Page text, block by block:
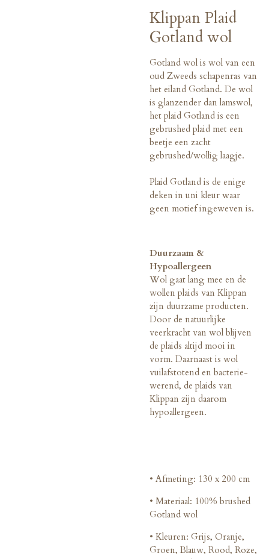
Klippan Plaid
Gotland wol
Gotland wol is wol van een
oud Zweeds schapenras van
het eiland Gotland. De wol
is glanzender dan lamswol,
het plaid Gotland is een
gebrushed plaid met een
beetje een zacht
gebrushed/wollig laagje.
Plaid Gotland is de enige
deken in uni kleur waar
geen motief ingeweven is.
Duurzaam &
Hypoallergeen
Wol gaat lang mee en de
wollen plaids van Klippan
zijn duurzame producten.
Door de natuurlijke
veerkracht van wol blijven
de plaids altijd mooi in
vorm. Daarnaast is wol
vuilafstotend en bacterie-
werend, de plaids van
Klippan zijn daarom
hypoallergeen.
• Afmeting: 130 x 200 cm
• Materiaal: 100% brushed
Gotland wol
• Kleuren: Grijs, Oranje,
Groen, Blauw, Rood, Roze,